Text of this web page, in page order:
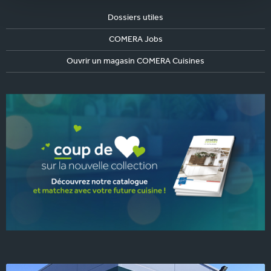
Dossiers utiles
COMERA Jobs
Ouvrir un magasin COMERA Cuisines